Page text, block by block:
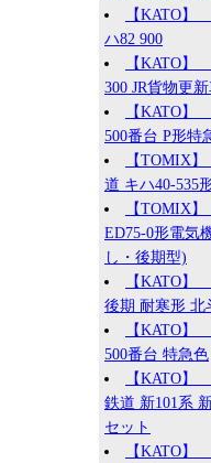
【KATO
ハ82 900
【KATO
300 JR貨物更
【KATO
500番台 P形特
【TOMIX
道 キハ40-535
【TOMIX
ED75-0形電気
し・後期型)
【KATO
後期 耐寒形 北
【KATO
500番台 特急色
【KATO
鉄道 新101系
セット
【KATO